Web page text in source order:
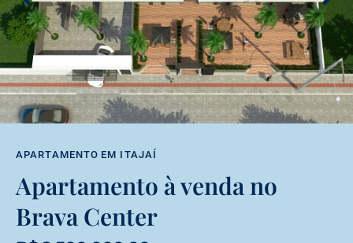
APARTAMENTO EM ITAJAÍ
Apartamento à venda no
Brava Center